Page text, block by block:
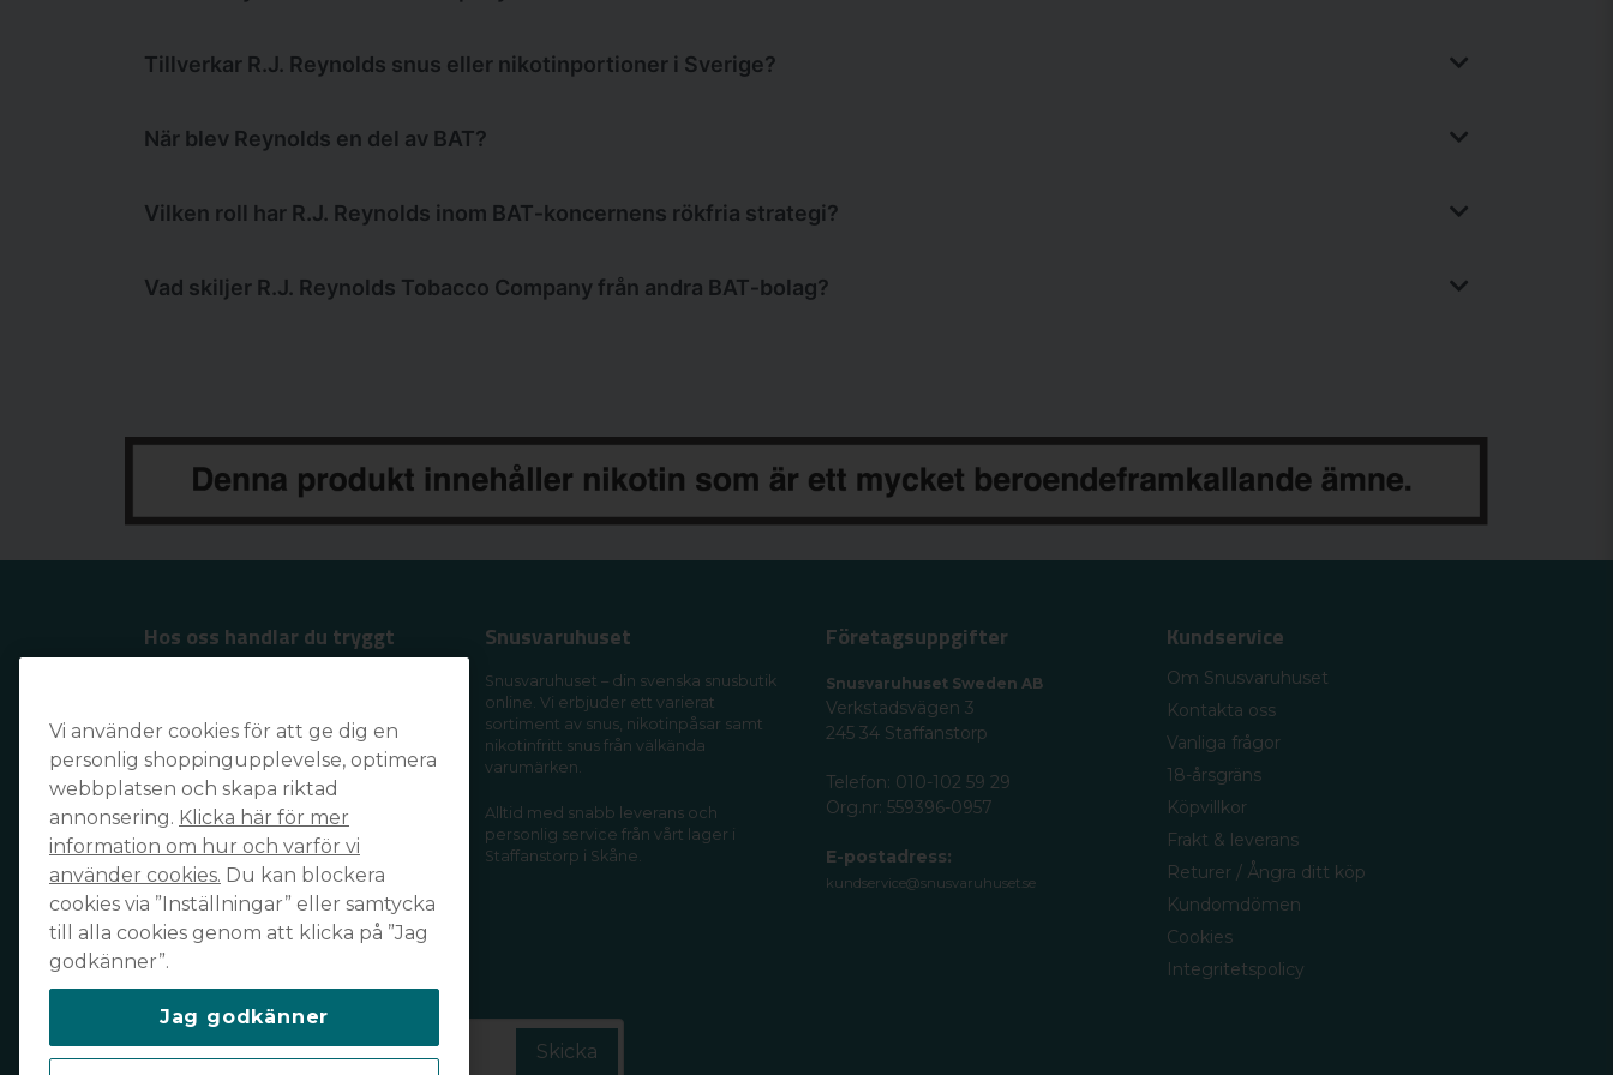
Tillverkar R.J. Reynolds snus eller nikotinportioner i Sverige?
När blev Reynolds en del av BAT?
Vilken roll har R.J. Reynolds inom BAT‑koncernens rökfria strategi?
den amerikanska marknaden. InomBAThanteras utveckling och tillverkning av rökfria nikotinprodukter, såsom snus och
Vad skiljer R.J. Reynolds Tobacco Company från andra BAT‑bolag?
flera tydligt åtskilda affärsområden.
Hos oss handlar du tryggt
av din favoritleverantör!
Snusvaruhuset
Snusvaruhuset – din svenska snusbutik
online. Vi erbjuder ett varierat
sortiment av snus, nikotinpåsar samt
nikotinfritt snus från välkända
varumärken.
Alltid med snabb leverans och
personlig service från vårt lager i
Staffanstorp i Skåne.
Företagsuppgifter
Snusvaruhuset Sweden AB
Verkstadsvägen 3
245 34 Staffanstorp
Telefon: 010-102 59 29
Org.nr: 559396-0957
E-postadress:
kundservice@snusvaruhuset.se
Kundservice
Om Snusvaruhuset
Kontakta oss
Vanliga frågor
18-årsgräns
Köpvillkor
Frakt & leverans
Returer / Ångra ditt köp
Kundomdömen
Cookies
Integritetspolicy
Prenumerera på vårt nyhetsbrev
email
Mejladress Skicka
Vi använder cookies för att ge dig en
personlig shoppingupplevelse, optimera
webbplatsen och skapa riktad
annonsering. Klicka här för mer
information om hur och varför vi
använder cookies. Du kan blockera
cookies via ”Inställningar” eller samtycka
till alla cookies genom att klicka på ”Jag
godkänner”.
Jag godkänner